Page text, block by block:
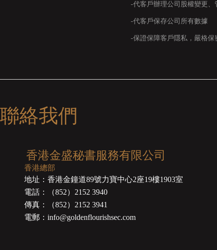
-代客戶辦理公司股權變更
-代客戶保存公司所有數據
-保證保障客戶隱私，嚴格保
聯絡我們
香港金盛秘書服務有限公司
香港總部
地址：香港金鐘道89號力寶中心2座19樓1903室
電話：（852）2152 3940
傳真：（852）2152 3941
電郵：info@goldenflourishsec.com